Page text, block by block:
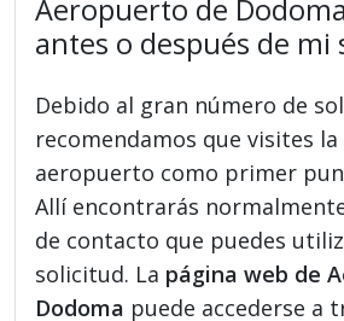
Aeropuerto de
antes o después de mi
Debido al gran número de
recomendamos que visites
aeropuerto como primer
Allí encontrarás
de contacto que puedes
solicitud. La página web de
Dodoma puede accederse a